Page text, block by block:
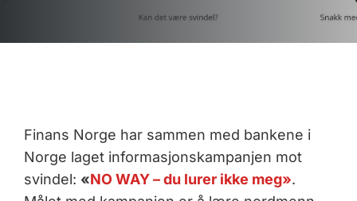
Finans Norge har sammen med bankene i
Norge laget informasjonskampanjen mot
svindel: «NO WAY – du lurer ikke meg».